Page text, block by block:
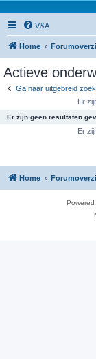
V&A
Home
Actieve
Ga naar uitgebreid
Er
Er zijn geen resultaten
Er
Home
Powered